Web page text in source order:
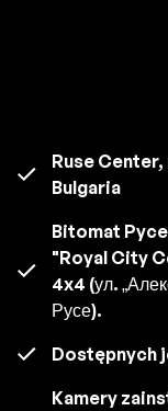
Ruse
Bulgaria
Bitomat
"Royal City
4x4 (ул.
Русе).
Dostępnych
Kamery